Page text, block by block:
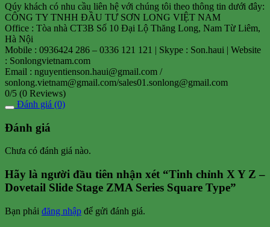
Qúy khách có nhu cầu liên hệ với chúng tôi theo thông tin dưới đây:
CÔNG TY TNHH ĐẦU TƯ SƠN LONG VIỆT NAM
Office : Tòa nhà CT3B Số 10 Đại Lộ Thăng Long, Nam Từ Liêm,
Hà Nội
Mobile : 0936424 286 – 0336 121 121 | Skype : Son.haui | Website
: Sonlongvietnam.com
Email : nguyentienson.haui@gmail.com /
sonlong.vietnam@gmail.com/sales01.sonlong@gmail.com
0/5 (0 Reviews)
Đánh giá (0)
Đánh giá
Chưa có đánh giá nào.
Hãy là người đầu tiên nhận xét “Tinh chỉnh X Y Z –
Dovetail Slide Stage ZMA Series Square Type”
Bạn phải đăng nhập để gửi đánh giá.